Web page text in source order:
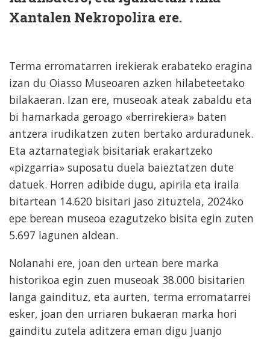
Xantalen Nekropolira ere.
Terma erromatarren irekierak erabateko eragina
izan du Oiasso Museoaren azken hilabeteetako
bilakaeran. Izan ere, museoak ateak zabaldu eta
bi hamarkada geroago «berrirekiera» baten
antzera irudikatzen zuten bertako arduradunek.
Eta aztarnategiak bisitariak erakartzeko
«pizgarria» suposatu duela baieztatzen dute
datuek. Horren adibide dugu, apirila eta iraila
bitartean 14.620 bisitari jaso zituztela, 2024ko
epe berean museoa ezagutzeko bisita egin zuten
5.697 lagunen aldean.
Nolanahi ere, joan den urtean bere marka
historikoa egin zuen museoak 38.000 bisitarien
langa gaindituz, eta aurten, terma erromatarrei
esker, joan den urriaren bukaeran marka hori
gainditu zutela aditzera eman digu Juanjo